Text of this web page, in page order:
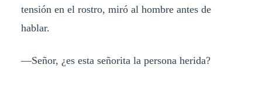
tensión en el rostro, miró al hombre antes de
hablar.
—Señor, ¿es esta señorita la persona herida?